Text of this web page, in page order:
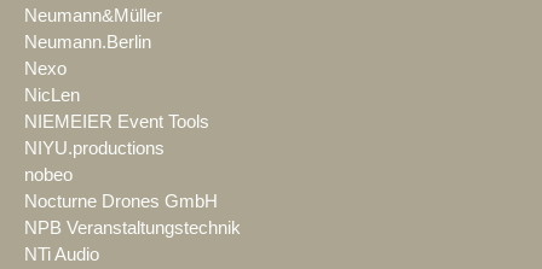
Neumann&Müller
Neumann.Berlin
Nexo
NicLen
NIEMEIER Event Tools
NIYU.productions
nobeo
Nocturne Drones GmbH
NPB Veranstaltungstechnik
NTi Audio